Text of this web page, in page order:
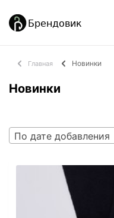
Главная Новинки
Новинки
По дате добавления